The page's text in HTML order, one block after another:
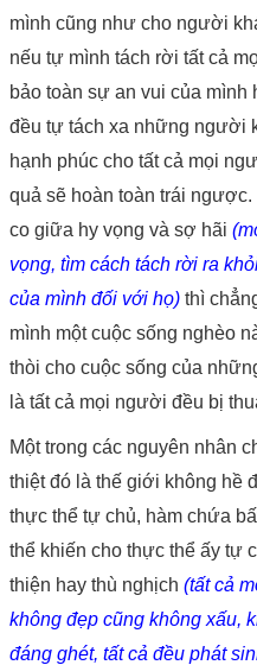
mình cũng như cho người
nếu tự mình tách rời tất cả
bảo toàn sự an vui của
đều tự tách xa những người
hạnh phúc cho tất cả mọi
quả sẽ hoàn toàn trái
co giữa hy vọng và sợ hãi
vọng, tìm cách tách rời ra
của mình đối với họ) thì
mình một cuộc sống nghèo
thòi cho cuộc sống của
là tất cả mọi người đều bị
Một trong các nguyên nhân
thiệt đó là thế giới không hề
thực thể tự chủ, hàm chứa
thể khiến cho thực thể ấy tự
thiện hay thù nghịch (tất cả
không đẹp cũng không xấu,
đáng ghét, tất cả đều phát